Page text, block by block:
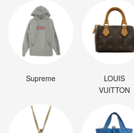
Supreme
LOUIS
VUITTON